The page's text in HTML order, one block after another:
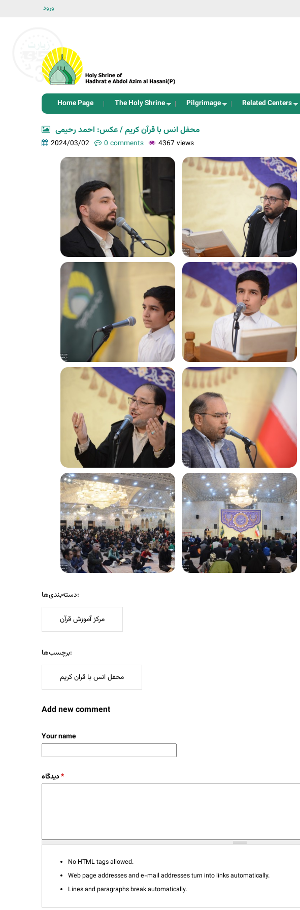
ورود
Home Page The Holy Shrine Pilgrimage Related Centers
محفل انس با قرآن کریم / عکس: احمد رحیمی
2024/03/02 0 comments 4367 views
دسته‌بندی‌ها:
مرکز آموزش قرآن
برچسب‌ها:
محفل انس با قران کریم
Add new comment
Your name
*
No HTML tags allowed.
Web page addresses and e-mail addresses turn into links automatically.
Lines and paragraphs break automatically.